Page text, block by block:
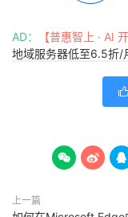
AD： 【普惠智上 · AI
地域服务器低至6.5折/

  
上一篇